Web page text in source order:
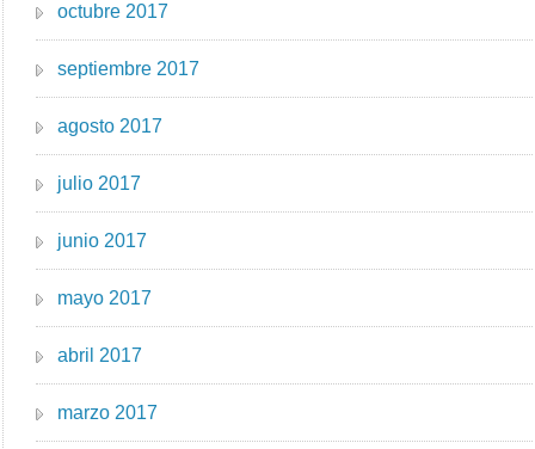
octubre 2017
septiembre 2017
agosto 2017
julio 2017
junio 2017
mayo 2017
abril 2017
marzo 2017